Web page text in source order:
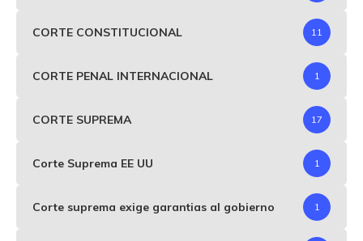
CORTE CONSTITUCIONAL 11
CORTE PENAL INTERNACIONAL 1
CORTE SUPREMA 17
Corte Suprema EE UU 1
Corte suprema exige garantias al gobierno 1